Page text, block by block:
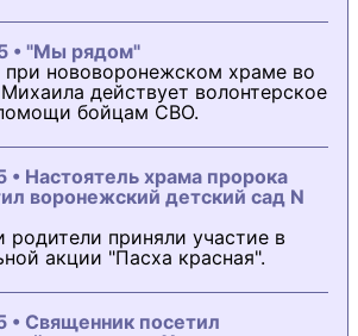
• "Мы рядом"
при нововоронежском храме во
действует волонтерское
бойцам СВО.
• Настоятель храма пророка
воронежский детский сад N
родители приняли участие в
акции "Пасха красная".
• Священник посетил